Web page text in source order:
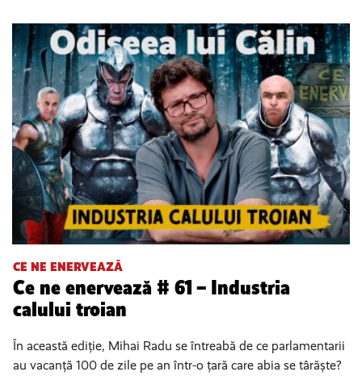
CE NE ENERVEAZĂ
Ce ne enervează # 61 – Industria
calului troian
În această ediție, Mihai Radu se întreabă de ce parlamentarii
au vacanță 100 de zile pe an într-o țară care abia se târăște?